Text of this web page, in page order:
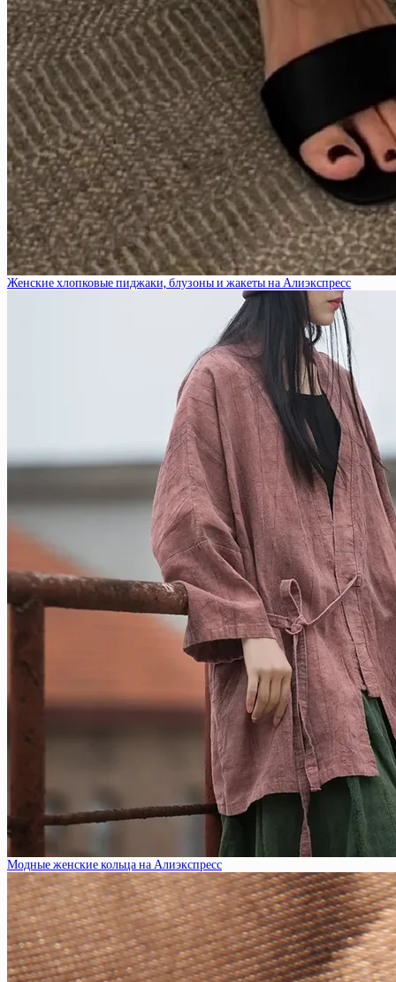
Женские хлопковые пиджаки, блузоны и жакеты на Алиэкспресс
Модные женские кольца на Алиэкспресс